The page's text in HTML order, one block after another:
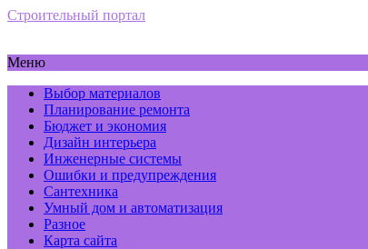
Строительный портал
Меню
Выбор материалов
Планирование ремонта
Бюджет и экономия
Дизайн интерьера
Инженерные системы
Ошибки и предупреждения
Сантехника
Умный дом и автоматизация
Разное
Карта сайта